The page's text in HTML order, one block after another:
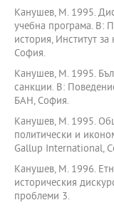
Канушев, М. 1995.
учебна програма. В:
история, Институт
София.
Канушев, М. 1995.
санкции. В:
БАН, София.
Канушев, М. 1995.
политически и
Gallup International,
Канушев, М. 1996.
историческия
проблеми 3.